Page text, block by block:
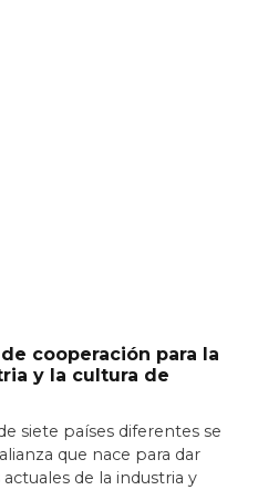
de cooperación para la
y la cultura de
siete países diferentes se
que nace para dar
de la industria y